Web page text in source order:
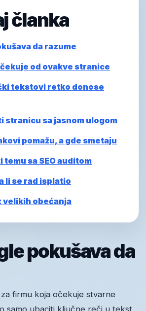
članka
da razume
od ovakve stranice
tekstovi retko donose
stranicu sa jasnom ulogom
pomažu, a gde smetaju
temu sa SEO auditom
li se rad isplatio
velikih obećanja
pokušava da
za firmu koja očekuje stvarne
samo ubaciti ključne reči u tekst.